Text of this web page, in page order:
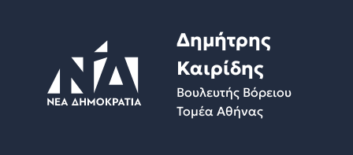
Δημήτρης
Καιρίδης
Βουλευτής Βόρειου
Τομέα Αθήνας